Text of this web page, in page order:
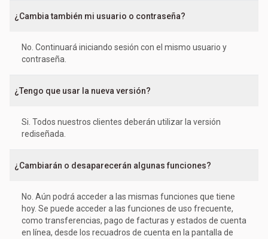
¿Cambia también mi usuario o contraseña?
No. Continuará iniciando sesión con el mismo usuario y
contraseña.
¿Tengo que usar la nueva versión?
Si. Todos nuestros clientes deberán utilizar la versión
rediseñada.
¿Cambiarán o desaparecerán algunas funciones?
No. Aún podrá acceder a las mismas funciones que tiene
hoy. Se puede acceder a las funciones de uso frecuente,
como transferencias, pago de facturas y estados de cuenta
en línea, desde los recuadros de cuenta en la pantalla de